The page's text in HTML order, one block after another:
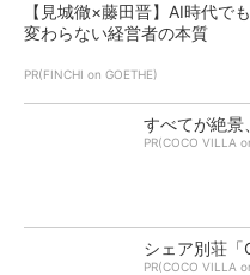
【見城徹×藤田晋】AI時代でも
変わらない経営者の本質
PR(FINCHI on GOETHE)
すべてが絶景
PR(COCO VILLA
シェア別荘
PR(COCO VILLA